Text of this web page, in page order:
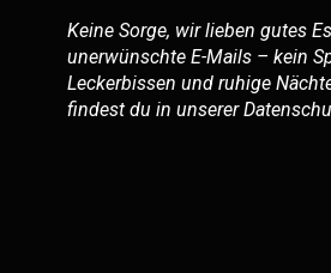
Keine Sorge, wir lieben gutes
unerwünschte E-Mails – kein
Leckerbissen und ruhige
findest du in unserer